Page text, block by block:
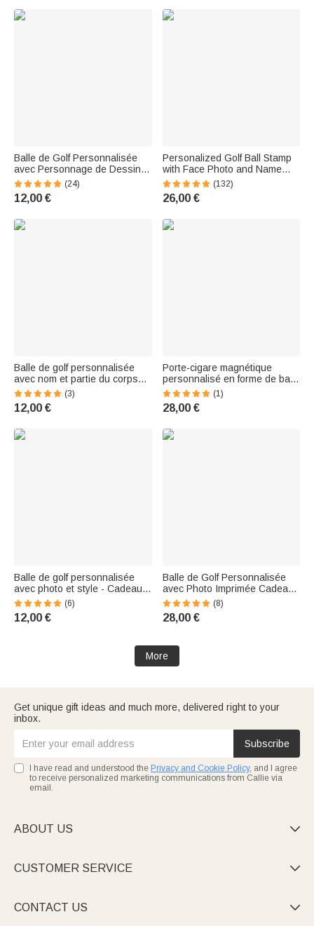
Balle de Golf Personnalisée
avec Personnage de Dessin
Animé et Nom Cadeau
d'Anniversaire Fête des Pères
pour Amateurs de Golf
(24)
12,00 €
Personalized Golf Ball Stamp
with Face Photo and Name—
Birthday and Christmas Gift for
Golf Enthusiasts
(132)
26,00 €
Balle de golf personnalisée
avec nom et partie du corps
en fourrure Cadeau
d'anniversaire pour les
hommes amateurs de golf
(3)
12,00 €
Porte-cigare magnétique
personnalisé en forme de balle
de golf avec nom pour chariot
de golf Cadeau d'anniversaire
pour joueurs de golf Amateurs
(1)
28,00 €
Balle de golf personnalisée
avec photo et style - Cadeau
d'anniversaire de retraite et de
fête pour papa et golfeurs
(6)
12,00 €
Balle de Golf Personnalisée
avec Photo Imprimée Cadeau
Anniversaire Fête des Pères
pour Golfeur
(8)
28,00 €
More
Get unique gift ideas and much more, delivered right to your
inbox.
Subscribe
I have read and understood the Privacy and Cookie Policy, and I agree
to receive personalized marketing communications from Callie via
email.
ABOUT US 
CUSTOMER SERVICE 
CONTACT US 